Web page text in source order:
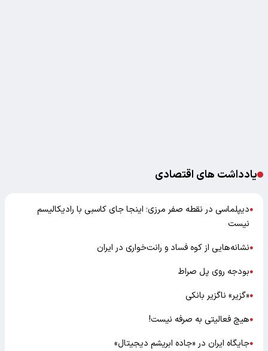
یادداشت های اقتصادی
●دیپلماسی در نقطه صفر مرزی؛ اینجا جای کاسبی با رادیکالیسم
نیست
●نشانه‌هایی از کوه فساد و رانت‌خواری در ایران
●بودجه روی پل صراط
●«گزیر» ناگزیر بانکی
●هیچ فعالیتی به صرفه نیست!
●جایگاه ایران در «جاده ابریشم دیجیتال»